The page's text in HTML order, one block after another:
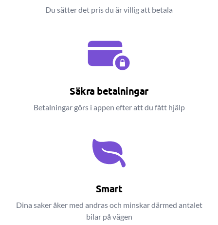
Du sätter det pris du är villig att betala
Säkra betalningar
Betalningar görs i appen efter att du fått hjälp
Smart
Dina saker åker med andras och minskar därmed antalet
bilar på vägen